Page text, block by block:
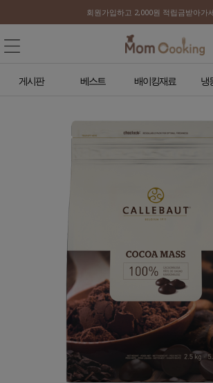
회원가입하고 2,000원 적립금받아가
게시판 베스트 배이킹재료 냉